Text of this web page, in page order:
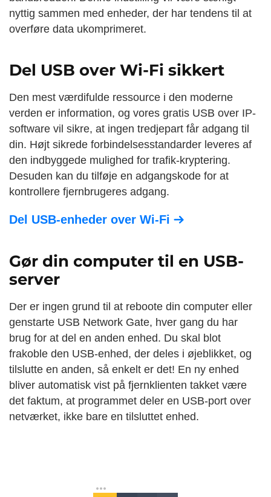
nyttig sammen med enheder, der har tendens til at
overføre data ukomprimeret.
Del USB over Wi-Fi sikkert
Den mest værdifulde ressource i den moderne
verden er information, og vores gratis USB over IP-
software vil sikre, at ingen tredjepart får adgang til
din. Højt sikrede forbindelsesstandarder leveres af
den indbyggede mulighed for trafik-kryptering.
Desuden kan du tilføje en adgangskode for at
kontrollere fjernbrugeres adgang.
Del USB-enheder over Wi-Fi
Gør din computer til en USB-
server
Der er ingen grund til at reboote din computer eller
genstarte USB Network Gate, hver gang du har
brug for at del en anden enhed. Du skal blot
frakoble den USB-enhed, der deles i øjeblikket, og
tilslutte en anden, så enkelt er det! En ny enhed
bliver automatisk vist på fjernklienten takket være
det faktum, at programmet deler en USB-port over
netværket, ikke bare en tilsluttet enhed.